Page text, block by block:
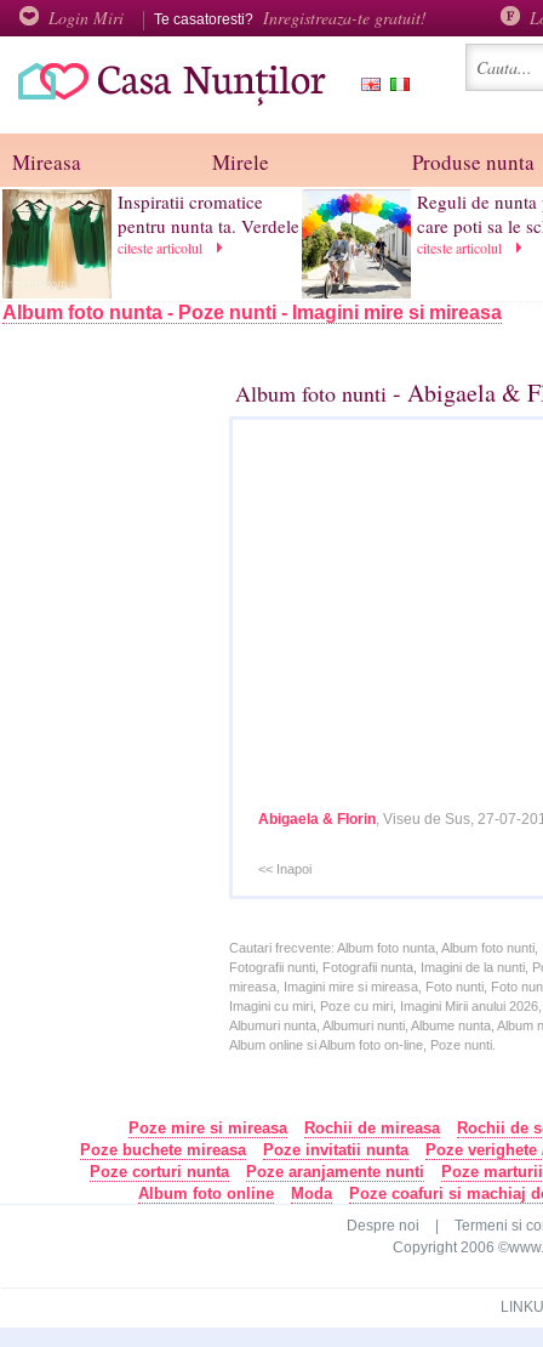
Login Miri Te casatoresti? Inregistreaza-te gratuit!
Mireasa Mirele Produse nunta
Inspiratii cromatice
pentru nunta ta. Verdele
citeste articolul
Reguli de nunta
care poti sa le
citeste articolul
Album foto nunta - Poze nunti - Imagini mire si mireasa
Album foto nunti - Abigaela &
Abigaela & Florin, Viseu de Sus, 27-07-
<< Inapoi
Cautari frecvente: Album foto nunta, Album foto
Fotografii nunti, Fotografii nunta, Imagini de la nunti,
mireasa, Imagini mire si mireasa, Foto nunti, Foto
Imagini cu miri, Poze cu miri, Imagini Mirii anului
Albumuri nunta, Albumuri nunti, Albume nunta,
Album online si Album foto on-line, Poze nunti.
Poze mire si mireasa Rochii de mireasa
Rochii de
Poze buchete mireasa
Poze invitatii nunta
Poze
Poze corturi nunta
Poze aranjamente nunti
Poze
Album foto online
Moda Poze coafuri si machiaj
Despre noi
Termeni si
Copyright 2006